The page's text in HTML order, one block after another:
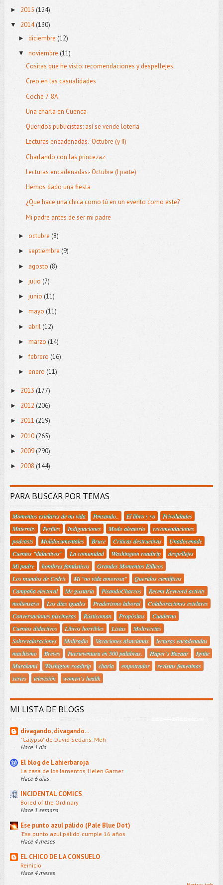
► 2015 (124)
▼ 2014(130)
► diciembre (12)
▼ noviembre (11)
Cositas que he visto: recomendaciones y despellejes
Creo en las casualidades
Coche 7. 8A
Una charla en Cuenca
Queridos publicistas: así se vende lotería
Lecturas encadenadas.- Octubre (y II)
Charlando con las princezaz
Lecturas encadenadas.- Octubre (I parte)
Hemos dado una fiesta
¿Que hace una chica como tú en un evento como este?
Mi padre antes de ser mi padre
► octubre (8)
► septiembre (9)
► agosto (8)
► julio (7)
► junio (11)
► mayo (11)
► abril (12)
► marzo (14)
►febrero (16)
► enero (11)
► 2013 (177)
► 2012 (206)
► 2011 (219)
► 2010(265)
► 2009 (290)
► 2008 (144)
PARA BUSCAR POR TEMAS
Momentos estelares de mi vida Pensando.. El libro y yo
Frivolidades
Maternity
Perfiles Indignaciones Modo aleatorio
recomendaciones
podcasts
Molidocumentales Bruce Criticas destructivas
Unadocenade
Cuentos "didactivos"
La comunidad Washington roadtrip
despellejes
Mi padre
hombres fantásticos
Grandes Momentos Etílicos
Los mundos de Cedric
Mi "no vida amorosa"
Queridos científicos
Campaña electoral
Me gustaría PisandoCharcos
Recent Keyword activity
moliensayo
Los días iguales Praderismo laboral
Colaboraciones estelares
Conversaciones piscineras
Rústicoman Propósitos
Cuaderno
Cuentos didactivos
Libros horribles Listas
Molirecetas
Sobrevaloraciones
Moliradio Vacaciones alsacianas
lecturas encadenadas
machismo
Breves Fuerteventura en 500 palabras. Haper´s Bazaar
Ignite
Murakami
Washigton roadtrip charla empotrador
revistas femeninas
series
televisión women´s health
MI LISTA DE BLOGS
divagando, divagando...
"Calypso" de David Sedaris: Meh
Hace 1 día
El blog de Lahierbaroja
La casa de los lamentos, Helen Garner
Hace 6 días
INCIDENTAL COMICS
Bored of the Ordinary
Hace 1 semana
Ese punto azul pálido (Pale Blue Dot)
'Ese punto azul pálido' cumple 16 años
Hace 4 meses
EL CHICO DE LA CONSUELO
Reinicio
Hace 4 meses